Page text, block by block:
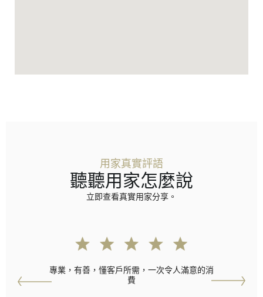
用家真實評語
聽聽用家怎麼說
立即查看真實用家分享。
專業，有善，懂客戶所需，一次令人滿意的消
費